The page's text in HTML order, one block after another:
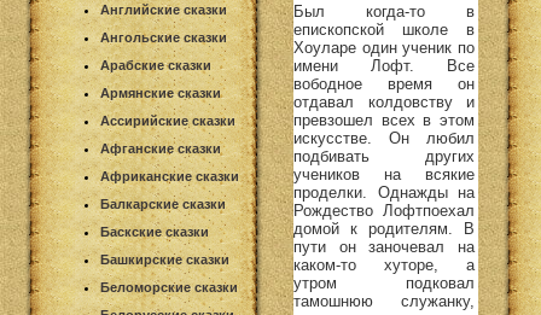
Английские сказки
Ангольские сказки
Арабские сказки
Армянские сказки
Ассирийские сказки
Афганские сказки
Африканские сказки
Балкарские сказки
Баскские сказки
Башкирские сказки
Беломорские сказки
Был когда-то в
епископской школе в
Хоуларе один ученик по
имени Лофт. Все
вободное время он
отдавал колдовству и
превзошел всех в этом
искусстве. Он любил
подбивать других
учеников на всякие
проделки. Однажды на
Рождество Лофтпоехал
домой к родителям. В
пути он заночевал на
каком-то хуторе, а
утром подковал
тамошнюю служанку,